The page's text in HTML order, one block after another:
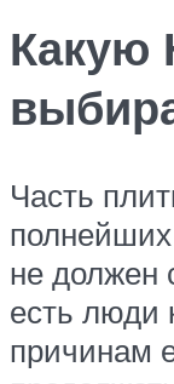
Какую
Часть
не должен
есть люди
причинам